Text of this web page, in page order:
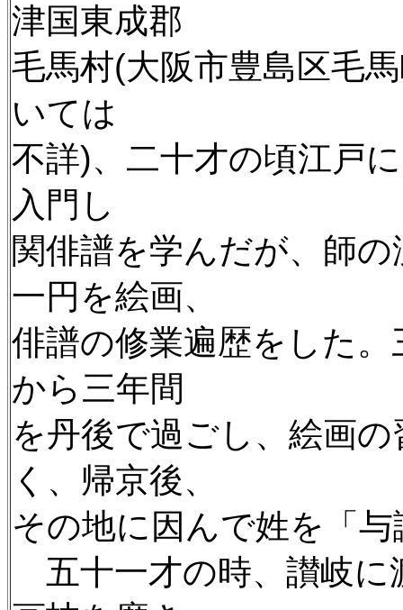
津国東成郡
毛馬村(大阪市豊島区毛
いては
不詳)、二十才の頃江戸
入門し
関俳譜を学んだが、師
一円を絵画、
俳譜の修業遍歴をした
から三年間
を丹後で過ごし、絵画
く、帰京後、
その地に因んで姓を「
五十一才の時、讃岐に